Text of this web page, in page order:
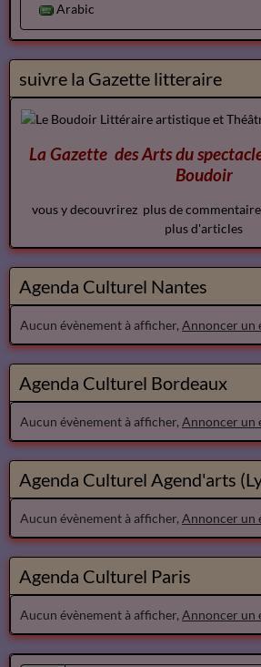
Arabic
suivre la Gazette litteraire
La Gazette des Arts du
Boudoir
vous y decouvrirez plus de
plus d'articles
Agenda Culturel Nantes
Aucun évènement à afficher, Annoncer un
Agenda Culturel Bordeaux
Aucun évènement à afficher, Annoncer un
Agenda Culturel Agend'arts
Aucun évènement à afficher, Annoncer un
Agenda Culturel Paris
Aucun évènement à afficher, Annoncer un